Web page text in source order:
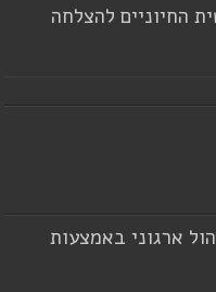
החיוניים להצלחה
ארגוני באמצעות